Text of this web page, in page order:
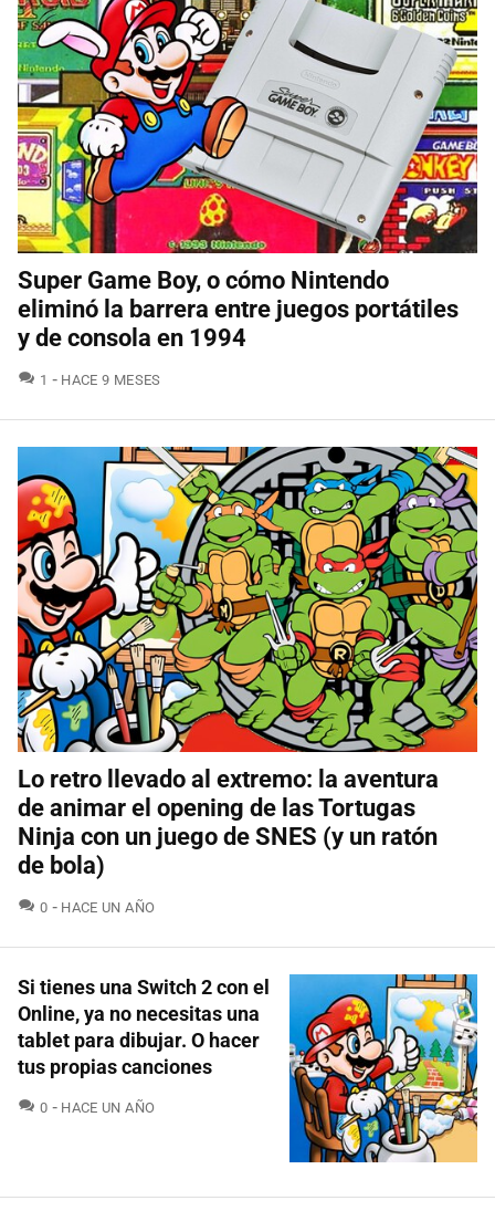
Super Game Boy, o cómo Nintendo
eliminó la barrera entre juegos portátiles
y de consola en 1994
1 COMENTARIOS
HACE 9 MESES
Lo retro llevado al extremo: la aventura
de animar el opening de las Tortugas
Ninja con un juego de SNES (y un ratón
de bola)
0 COMENTARIOS
HACE UN AÑO
Si tienes una Switch 2 con el
Online, ya no necesitas una
tablet para dibujar. O hacer
tus propias canciones
0 COMENTARIOS
HACE UN AÑO